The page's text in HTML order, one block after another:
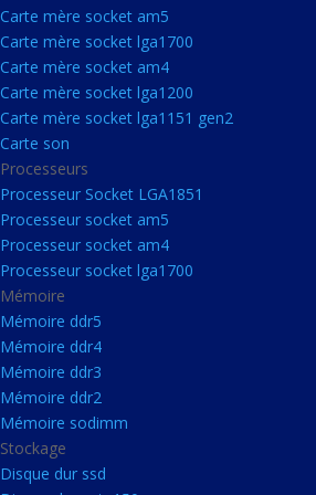
Carte Mère Socket
Carte mère socket am5
Carte mère socket
Carte mère socket am4
Carte mère socket
Carte son
Processeurs
Carte mère socket am5
Carte mère socket lga1700
Carte mère socket am4
Carte mère socket lga1200
Carte mère socket lga1151 gen2
Carte son
Processeurs
Processeur Socket LGA1851
Processeur socket am5
Processeur socket am4
Processeur socket lga1700
Mémoire
Mémoire ddr5
Mémoire ddr4
Mémoire ddr3
Mémoire ddr2
Mémoire sodimm
Stockage
Disque dur ssd